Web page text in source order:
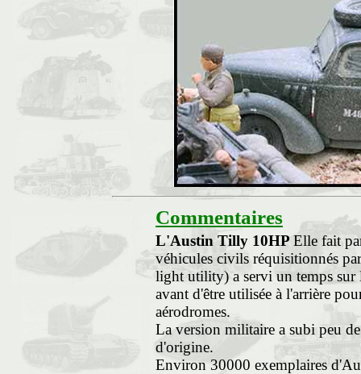
Commentaires
L'Austin Tilly 10HPElle fait
véhicules civils réquisitionnés
light utility) a servi un temps sur
avant d'être utilisée à l'arrière
aérodromes.
La version militaire a subi peu
d'origine.
Environ 30000 exemplaires